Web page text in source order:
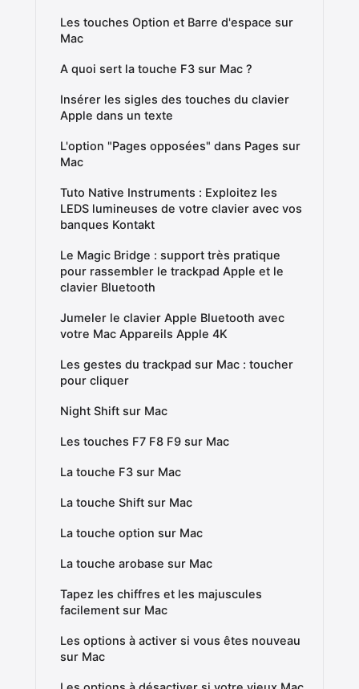
Les touches Option et Barre d'espace sur
Mac
A quoi sert la touche F3 sur Mac ?
Insérer les sigles des touches du clavier
Apple dans un texte
L'option "Pages opposées" dans Pages sur
Mac
Tuto Native Instruments : Exploitez les
LEDS lumineuses de votre clavier avec vos
banques Kontakt
Le Magic Bridge : support très pratique
pour rassembler le trackpad Apple et le
clavier Bluetooth
Jumeler le clavier Apple Bluetooth avec
votre Mac Appareils Apple 4K
Les gestes du trackpad sur Mac : toucher
pour cliquer
Night Shift sur Mac
Les touches F7 F8 F9 sur Mac
La touche F3 sur Mac
La touche Shift sur Mac
La touche option sur Mac
La touche arobase sur Mac
Tapez les chiffres et les majuscules
facilement sur Mac
Les options à activer si vous êtes nouveau
sur Mac